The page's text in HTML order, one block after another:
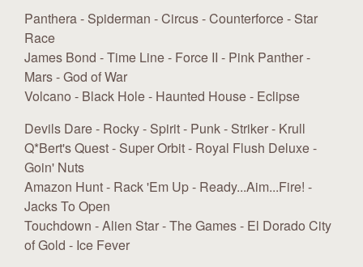
Panthera - Spiderman - Circus - Counterforce - Star
Race
James Bond - Time Line - Force II - Pink Panther -
Mars - God of War
Volcano - Black Hole - Haunted House - Eclipse
Devils Dare - Rocky - Spirit - Punk - Striker - Krull
Q*Bert's Quest - Super Orbit - Royal Flush Deluxe -
Goin' Nuts
Amazon Hunt - Rack 'Em Up - Ready...Aim...Fire! -
Jacks To Open
Touchdown - Alien Star - The Games - El Dorado City
of Gold - Ice Fever